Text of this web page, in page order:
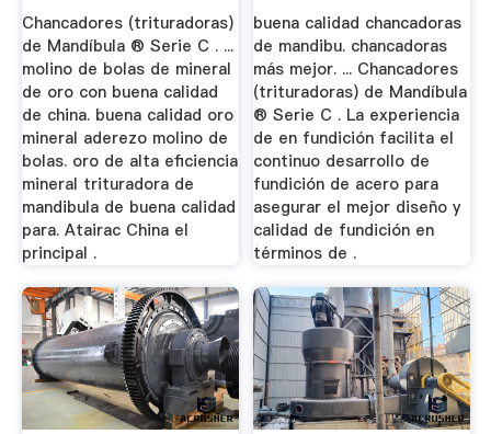
Chancadores (trituradoras)
de Mandíbula ® Serie C . ...
molino de bolas de mineral
de oro con buena calidad
de china. buena calidad oro
mineral aderezo molino de
bolas. oro de alta eficiencia
mineral trituradora de
mandibula de buena calidad
para. Atairac China el
principal .
buena calidad chancadoras
de mandibu. chancadoras
más mejor. ... Chancadores
(trituradoras) de Mandíbula
® Serie C . La experiencia
de en fundición facilita el
continuo desarrollo de
fundición de acero para
asegurar el mejor diseño y
calidad de fundición en
términos de .